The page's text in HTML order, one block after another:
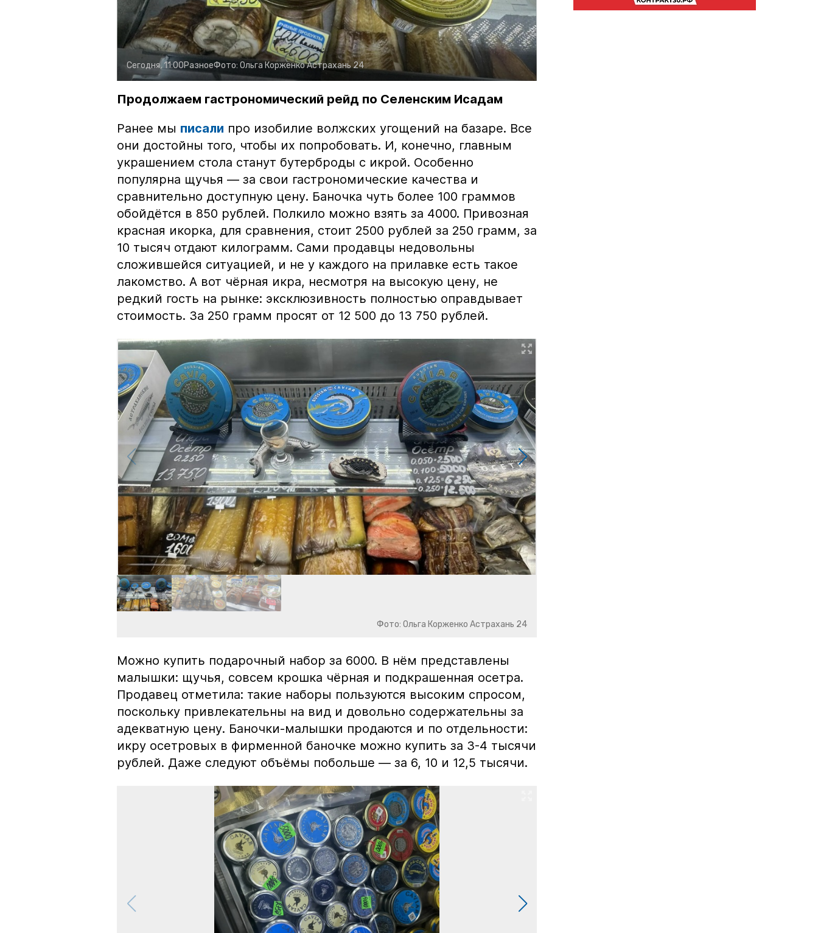
Сегодня, 11:00РазноеФото: Ольга КорженкоАстрахань 24
Продолжаем гастрономический рейд по Селенским Исадам
Ранее мы писали про изобилие волжских угощений на базаре. Все
они достойны того, чтобы их попробовать. И, конечно, главным
украшением стола станут бутерброды с икрой. Особенно
популярна щучья — за свои гастрономические качества и
сравнительно доступную цену. Баночка чуть более 100 граммов
обойдётся в 850 рублей. Полкило можно взять за 4000. Привозная
красная икорка, для сравнения, стоит 2500 рублей за 250 грамм, за
10 тысяч отдают килограмм. Сами продавцы недовольны
сложившейся ситуацией, и не у каждого на прилавке есть такое
лакомство. А вот чёрная икра, несмотря на высокую цену, не
редкий гость на рынке: эксклюзивность полностью оправдывает
стоимость. За 250 грамм просят от 12 500 до 13 750 рублей.
Фото: Ольга Корженко Астрахань 24
Можно купить подарочный набор за 6000. В нём представлены
малышки: щучья, совсем крошка чёрная и подкрашенная осетра.
Продавец отметила: такие наборы пользуются высоким спросом,
поскольку привлекательны на вид и довольно содержательны за
адекватную цену. Баночки-малышки продаются и по отдельности:
икру осетровых в фирменной баночке можно купить за 3-4 тысячи
рублей. Даже следуют объёмы побольше — за 6, 10 и 12,5 тысячи.